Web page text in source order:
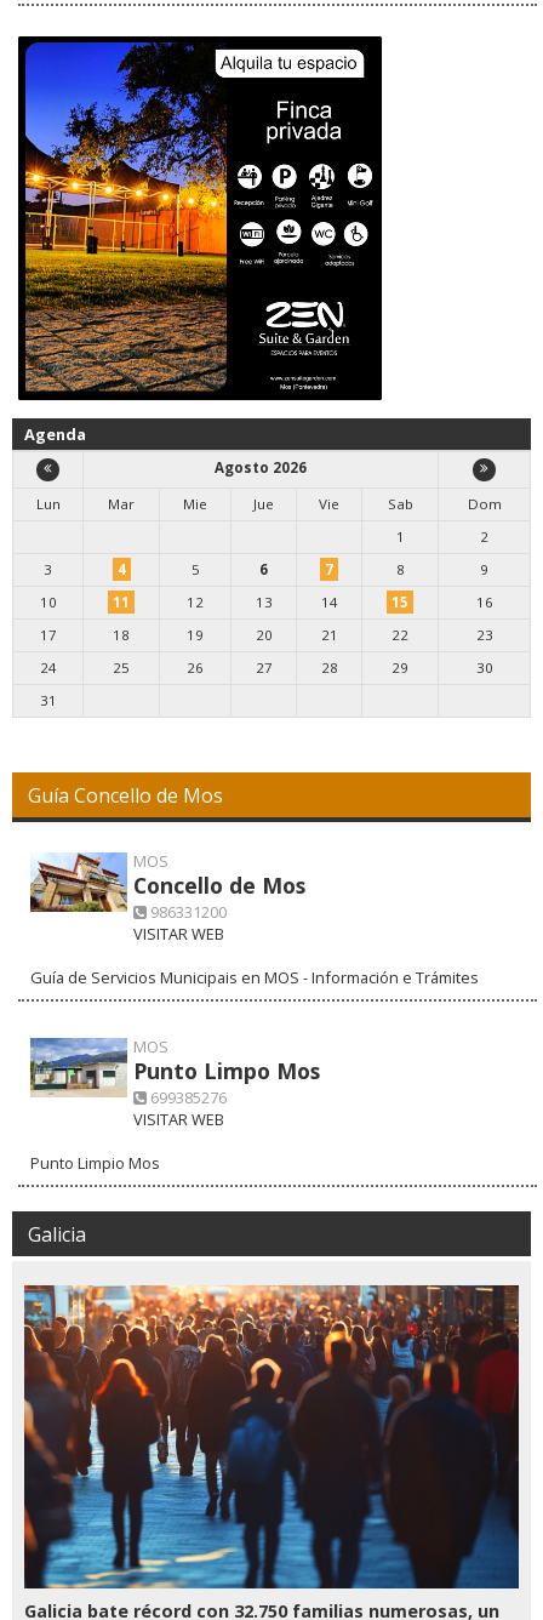
Agenda
Agosto 2026
Lun
Mar Mie Jue Vie Sab
Dom
1
2
3
4 5 6 7 8
9
10
11 12 13 14 15
16
17
18 19 20 21 22
23
24
25 26 27 28 29
30
31
Guía Concello de Mos
MOS
Concello de Mos
986331200
VISITAR WEB
Guía de Servicios Municipais en MOS - Información e Trámites
MOS
Punto Limpo Mos
699385276
VISITAR WEB
Punto Limpio Mos
Galicia
Galicia bate récord con 32.750 familias numerosas, un